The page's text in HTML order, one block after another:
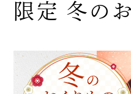
限定 冬の